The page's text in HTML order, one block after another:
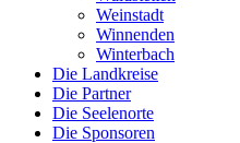
Weinstadt
Winnenden
Winterbach
Die Landkreise
Die Partner
Die Seelenorte
Die Sponsoren